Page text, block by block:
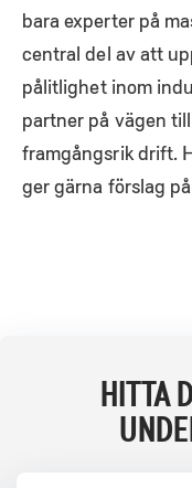
bara experter på
central del av att
pålitlighet inom
partner på vägen
framgångsrik drift.
ger gärna förslag
HITTA